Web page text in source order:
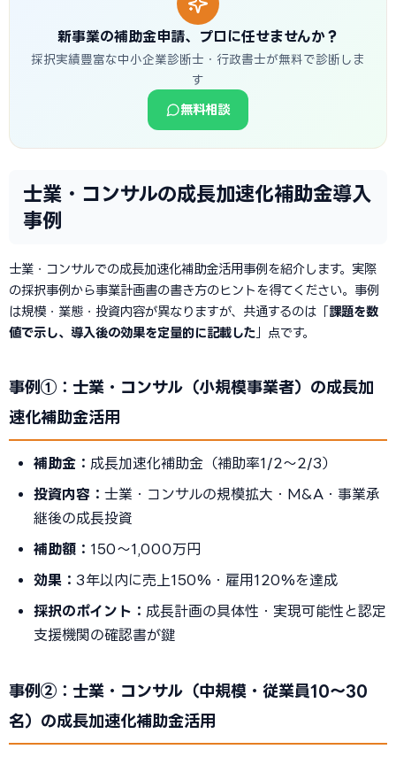
新事業の補助金申請、プロに任せませんか？
採択実績豊富な中小企業診断士・行政書士が無料で診断しま
す
無料相談
士業・コンサルの成長加速化補助金導入
事例
士業・コンサルでの成長加速化補助金活用事例を紹介します。実際
の採択事例から事業計画書の書き方のヒントを得てください。事例
は規模・業態・投資内容が異なりますが、共通するのは「 課題を数
値で示し、導入後の効果を定量的に記載した 」点です。
事例①：士業・コンサル（小規模事業者）の成長加
速化補助金活用
補助金： 成長加速化補助金（補助率1/2〜2/3）
投資内容： 士業・コンサルの規模拡大・M&A・事業承
継後の成長投資
補助額： 150〜1,000万円
効果： 3年以内に売上150%・雇用120%を達成
採択のポイント： 成長計画の具体性・実現可能性と認定
支援機関の確認書が鍵
事例②：士業・コンサル（中規模・従業員10〜30
名）の成長加速化補助金活用